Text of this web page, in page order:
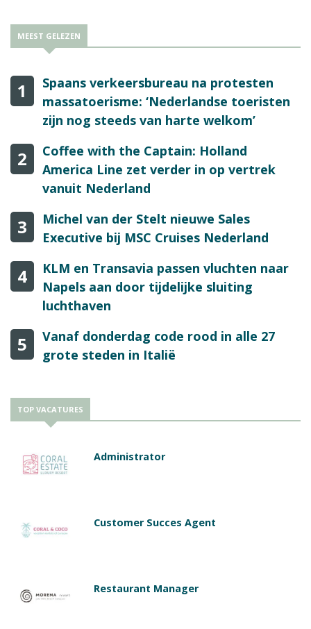
MEEST GELEZEN
1
Spaans verkeersbureau na protesten
massatoerisme: ‘Nederlandse toeristen
zijn nog steeds van harte welkom’
2
Coffee with the Captain: Holland
America Line zet verder in op vertrek
vanuit Nederland
3
Michel van der Stelt nieuwe Sales
Executive bij MSC Cruises Nederland
4
KLM en Transavia passen vluchten naar
Napels aan door tijdelijke sluiting
luchthaven
5
Vanaf donderdag code rood in alle 27
grote steden in Italië
TOP VACATURES
Administrator
Customer Succes Agent
Restaurant Manager